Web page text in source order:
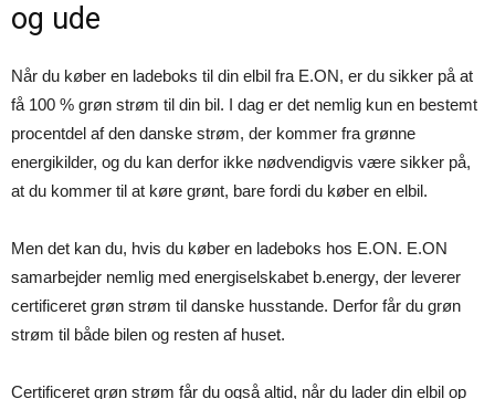
og ude
Når du køber en ladeboks til din elbil fra E.ON, er du sikker på at
få 100 % grøn strøm til din bil. I dag er det nemlig kun en bestemt
procentdel af den danske strøm, der kommer fra grønne
energikilder, og du kan derfor ikke nødvendigvis være sikker på,
at du kommer til at køre grønt, bare fordi du køber en elbil.
Men det kan du, hvis du køber en ladeboks hos E.ON. E.ON
samarbejder nemlig med energiselskabet b.energy, der leverer
certificeret grøn strøm til danske husstande. Derfor får du grøn
strøm til både bilen og resten af huset.
Certificeret grøn strøm får du også altid, når du lader din elbil op